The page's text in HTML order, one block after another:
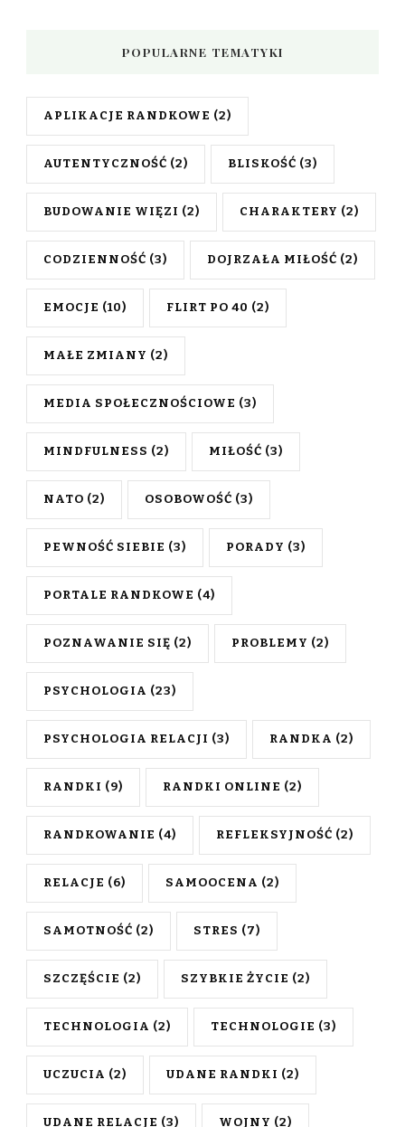
POPULARNE TEMATYKI
APLIKACJE RANDKOWE (2)
AUTENTYCZNOŚĆ (2) BLISKOŚĆ (3)
BUDOWANIE WIĘZI (2) CHARAKTERY (2)
CODZIENNOŚĆ (3) DOJRZAŁA MIŁOŚĆ (2)
EMOCJE (10) FLIRT PO 40 (2)
MAŁE ZMIANY (2)
MEDIA SPOŁECZNOŚCIOWE (3)
MINDFULNESS (2) MIŁOŚĆ (3)
NATO (2) OSOBOWOŚĆ (3)
PEWNOŚĆ SIEBIE (3) PORADY (3)
PORTALE RANDKOWE (4)
POZNAWANIE SIĘ (2) PROBLEMY (2)
PSYCHOLOGIA (23)
PSYCHOLOGIA RELACJI (3) RANDKA (2)
RANDKI (9) RANDKI ONLINE (2)
RANDKOWANIE (4) REFLEKSYJNOŚĆ (2)
RELACJE (6) SAMOOCENA (2)
SAMOTNOŚĆ (2) STRES (7)
SZCZĘŚCIE (2) SZYBKIE ŻYCIE (2)
TECHNOLOGIA (2) TECHNOLOGIE (3)
UCZUCIA (2) UDANE RANDKI (2)
UDANE RELACJE (3) WOJNY (2)